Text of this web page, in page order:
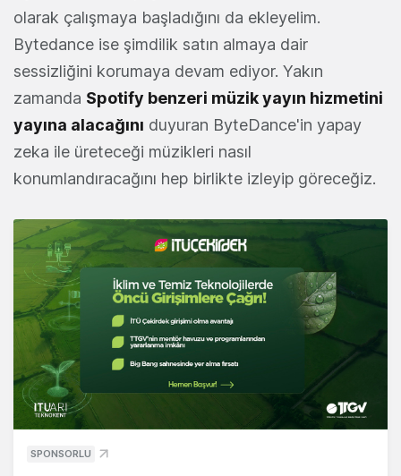
olarak çalışmaya başladığını da ekleyelim.
Bytedance ise şimdilik satın almaya dair
sessizliğini korumaya devam ediyor. Yakın
zamanda Spotify benzeri müzik yayın hizmetini
yayına alacağını duyuran ByteDance'in yapay
zeka ile üreteceği müzikleri nasıl
konumlandıracağını hep birlikte izleyip göreceğiz.
SPONSORLU